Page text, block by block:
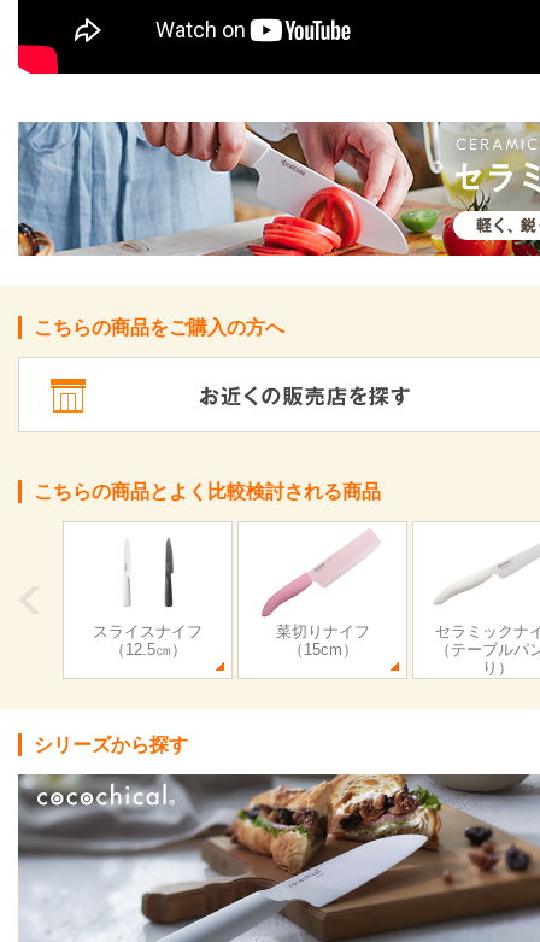
こちらの商品をご購入の方へ
こちらの商品とよく比較検討される商品
スライスナイフ
（12.5㎝）
菜切りナイフ
（15cm）
セラミックナ
（テーブルパ
り）
シリーズから探す